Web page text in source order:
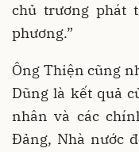
chủ trương
phương.”
Ông Thiện cũng
Dũng là kết quả
nhân và các
Đảng, Nhà nước